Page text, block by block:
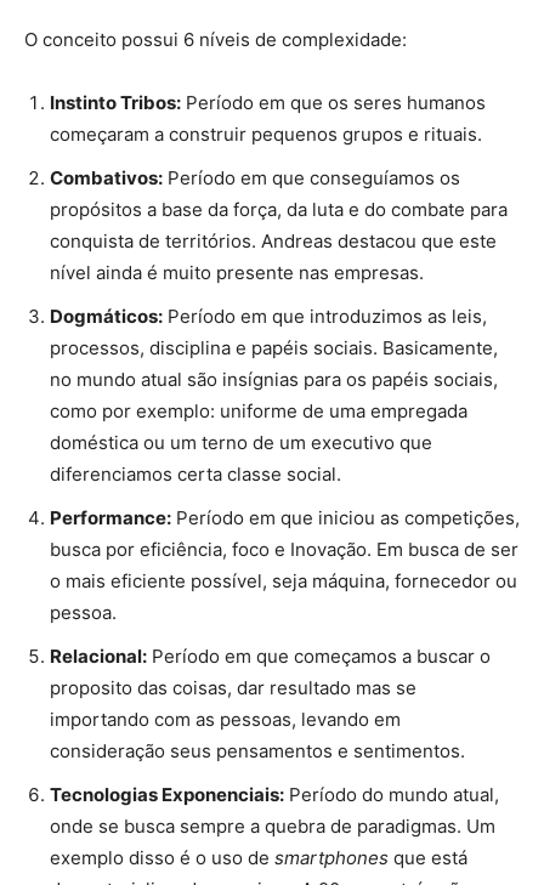
O conceito possui 6 níveis de complexidade:
Instinto Tribos: Período em que os seres humanos
começaram a construir pequenos grupos e rituais.
Combativos: Período em que conseguíamos os
propósitos a base da força, da luta e do combate para
conquista de territórios. Andreas destacou que este
nível ainda é muito presente nas empresas.
Dogmáticos: Período em que introduzimos as leis,
processos, disciplina e papéis sociais. Basicamente,
no mundo atual são insígnias para os papéis sociais,
como por exemplo: uniforme de uma empregada
doméstica ou um terno de um executivo que
diferenciamos certa classe social.
Performance: Período em que iniciou as competições,
busca por eficiência, foco e Inovação. Em busca de ser
o mais eficiente possível, seja máquina, fornecedor ou
pessoa.
Relacional: Período em que começamos a buscar o
proposito das coisas, dar resultado mas se
importando com as pessoas, levando em
consideração seus pensamentos e sentimentos.
Tecnologias Exponenciais: Período do mundo atual,
onde se busca sempre a quebra de paradigmas. Um
exemplo disso é o uso de smartphones que está